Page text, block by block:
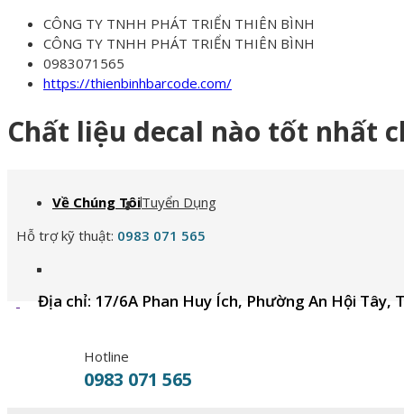
CÔNG TY TNHH PHÁT TRIỂN THIÊN BÌNH
CÔNG TY TNHH PHÁT TRIỂN THIÊN BÌNH
0983071565
https://thienbinhbarcode.com/
Chất liệu decal nào tốt nhất
Về Chúng TôiTuyển Dụng
Hỗ trợ kỹ thuật: 0983 071 565
Địa chỉ: 17/6A Phan Huy Ích, Phường An Hội Tây,
Hotline
0983 071 565